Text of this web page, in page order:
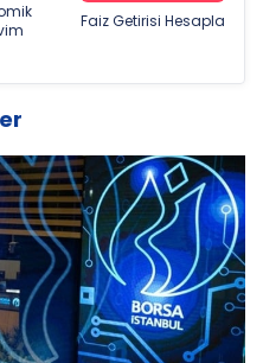
Faiz Getirisi Hesapla